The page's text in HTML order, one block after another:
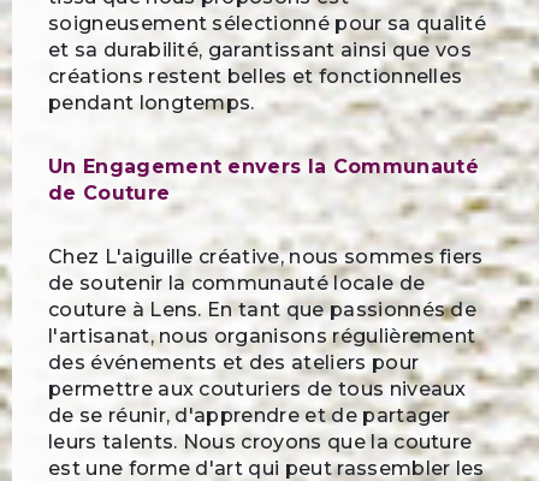
soigneusement sélectionné pour sa qualité
et sa durabilité, garantissant ainsi que vos
créations restent belles et fonctionnelles
pendant longtemps.
Un Engagement envers la Communauté
de Couture
Chez L'aiguille créative, nous sommes fiers
de soutenir la communauté locale de
couture à Lens. En tant que passionnés de
l'artisanat, nous organisons régulièrement
des événements et des ateliers pour
permettre aux couturiers de tous niveaux
de se réunir, d'apprendre et de partager
leurs talents. Nous croyons que la couture
est une forme d'art qui peut rassembler les